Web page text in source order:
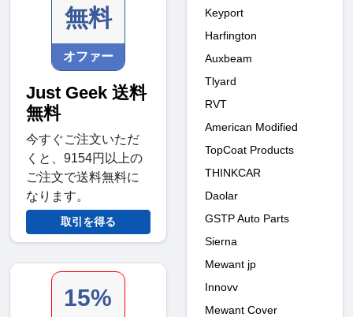
無料
オファー
Just Geek 送料
無料
今すぐご注文いただ
くと、9154円以上の
ご注文で送料無料に
なります。
取引を得る
15%
Keyport
Harfington
Auxbeam
Tlyard
RVT
American Modified
TopCoat Products
THINKCAR
Daolar
GSTP Auto Parts
Sierna
Mewant jp
Innovv
Mewant Cover